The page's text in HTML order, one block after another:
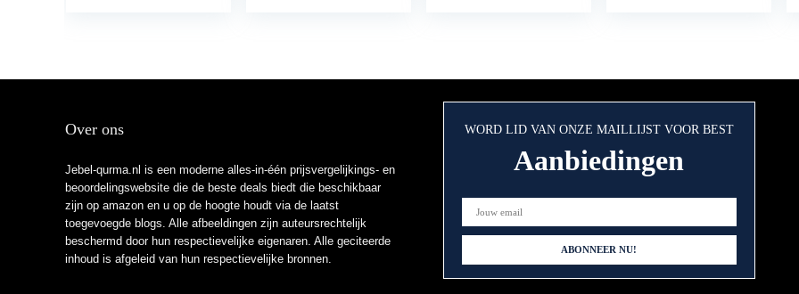
Over ons
Jebel-qurma.nl is een moderne alles-in-één prijsvergelijkings- en
beoordelingswebsite die de beste deals biedt die beschikbaar
zijn op amazon en u op de hoogte houdt via de laatst
toegevoegde blogs. Alle afbeeldingen zijn auteursrechtelijk
beschermd door hun respectievelijke eigenaren. Alle geciteerde
inhoud is afgeleid van hun respectievelijke bronnen.
WORD LID VAN ONZE MAILLIJST VOOR BEST
Aanbiedingen